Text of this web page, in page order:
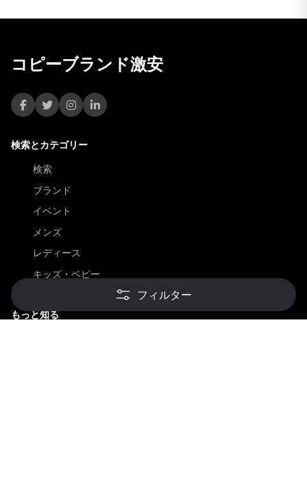
フィルター
コピーブランド激安
検索とカテゴリー
検索
ブランド
イベント
メンズ
レディース
キッズ・ベビー
もっと知る